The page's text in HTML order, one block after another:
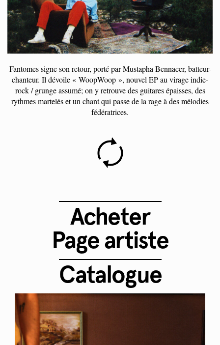
Fantomes signe son retour, porté par Mustapha Bennacer, batteur-
chanteur. Il dévoile « WoopWoop », nouvel EP au virage indie-
rock / grunge assumé; on y retrouve des guitares épaisses, des
rythmes martelés et un chant qui passe de la rage à des mélodies
fédératrices.
Acheter
Page artiste
Catalogue